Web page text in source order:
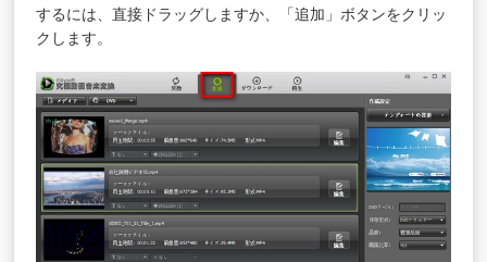
するには、直接ドラッグしますか、「追加」ボタンをクリッ
クします。